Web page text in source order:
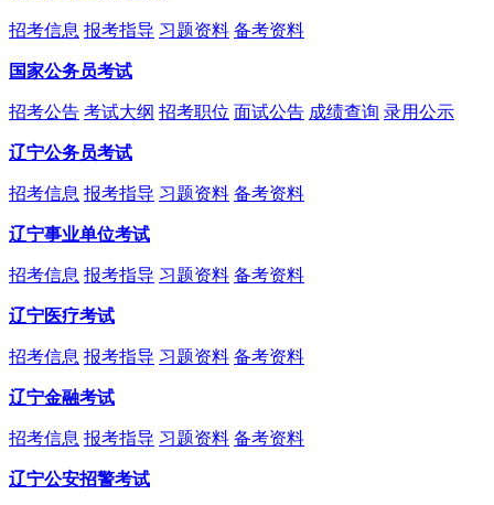
招考信息 报考指导 习题资料 备考资料
国家公务员考试
招考公告 考试大纲 招考职位 面试公告 成绩查询 录用公示
辽宁公务员考试
招考信息 报考指导 习题资料 备考资料
辽宁事业单位考试
招考信息 报考指导 习题资料 备考资料
辽宁医疗考试
招考信息 报考指导 习题资料 备考资料
辽宁金融考试
招考信息 报考指导 习题资料 备考资料
辽宁公安招警考试